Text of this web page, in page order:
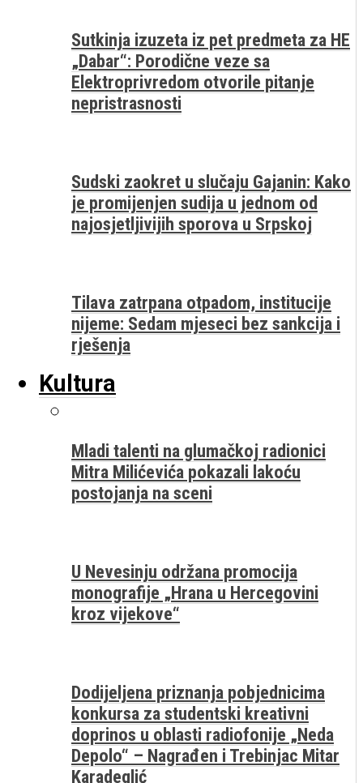
Sutkinja izuzeta iz pet predmeta za HE
„Dabar“: Porodične veze sa
Elektroprivredom otvorile pitanje
nepristrasnosti
Sudski zaokret u slučaju Gajanin: Kako
je promijenjen sudija u jednom od
najosjetljivijih sporova u Srpskoj
Tilava zatrpana otpadom, institucije
nijeme: Sedam mjeseci bez sankcija i
rješenja
Kultura
Mladi talenti na glumačkoj radionici
Mitra Milićevića pokazali lakoću
postojanja na sceni
U Nevesinju održana promocija
monografije „Hrana u Hercegovini
kroz vijekove“
Dodijeljena priznanja pobjednicima
konkursa za studentski kreativni
doprinos u oblasti radiofonije „Neda
Depolo“ – Nagrađen i Trebinjac Mitar
Karadeglić